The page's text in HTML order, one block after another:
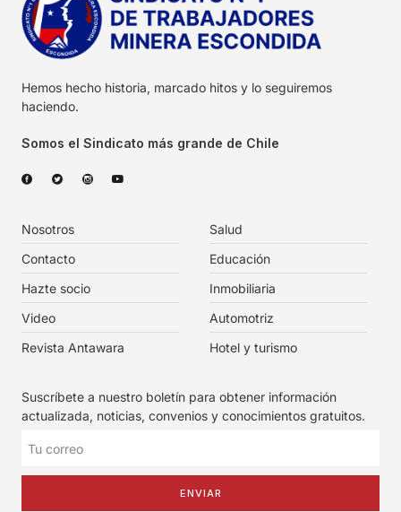
Hemos hecho historia, marcado hitos y lo seguiremos
haciendo.
Somos el Sindicato más grande de Chile
Nosotros
Contacto
Hazte socio
Video
Revista Antawara
Salud
Educación
Inmobiliaria
Automotriz
Hotel y turismo
Suscríbete a nuestro boletín para obtener información
actualizada, noticias, convenios y conocimientos gratuitos.
ENVIAR